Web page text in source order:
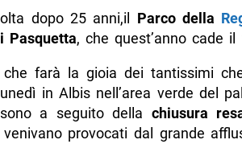
dopo 25 anni,il Parco della
Pasquetta, che quest’anno cade il
che farà la gioia dei tantissimi
in Albis nell’area verde del
a seguito della chiusura
provocati dal grande